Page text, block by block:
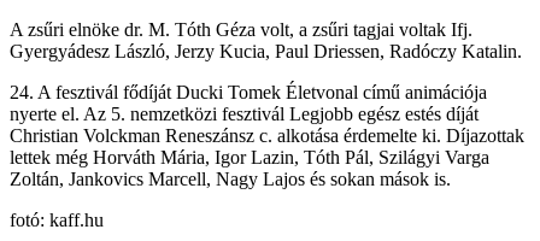
A zsűri elnöke dr. M. Tóth Géza volt, a zsűri tagjai voltak Ifj.
Gyergyádesz László, Jerzy Kucia, Paul Driessen, Radóczy Katalin.
24. A fesztivál fődíját Ducki Tomek Életvonal című animációja
nyerte el. Az 5. nemzetközi fesztivál Legjobb egész estés díját
Christian Volckman Reneszánsz c. alkotása érdemelte ki. Díjazottak
lettek még Horváth Mária, Igor Lazin, Tóth Pál, Szilágyi Varga
Zoltán, Jankovics Marcell, Nagy Lajos és sokan mások is.
fotó: kaff.hu